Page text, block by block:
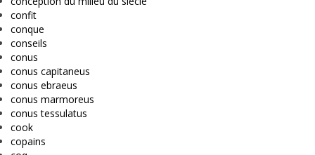
confit
conque
conseils
conus
conus capitaneus
conus ebraeus
conus marmoreus
conus tessulatus
cook
copains